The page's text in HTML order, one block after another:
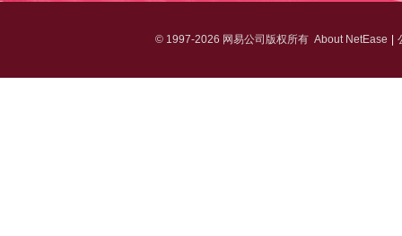
©1997-2026 网易公司版权所有 About NetEase